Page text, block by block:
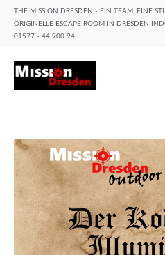
THE MISSION DRESDEN - EIN TEAM, EINE
ORIGINELLE ESCAPE ROOM IN DRESDEN
01577 - 44 900 94